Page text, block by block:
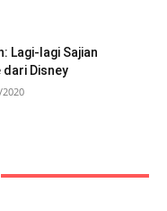
Lagi-lagi Sajian
Disney